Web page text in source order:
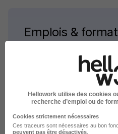
Emplois &
Emploi Hospitalier
Stage Hospitalier
Alternance Hospitalier
Intérim Hospitalier
Hellowork utilise des cookies
recherche d’emploi ou de
Cookies strictement nécessaires
Ces traceurs sont nécessaires au bon
peuvent pas être désactivés